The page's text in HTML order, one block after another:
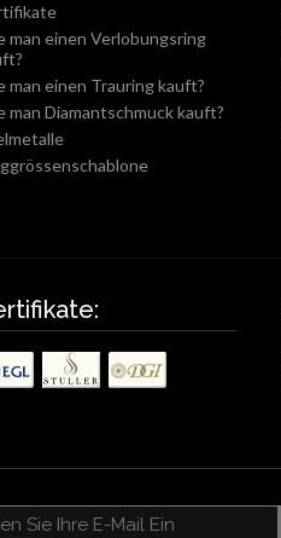
man einen Verlobungsring
man einen Trauring kauft?
man Diamantschmuck kauft?